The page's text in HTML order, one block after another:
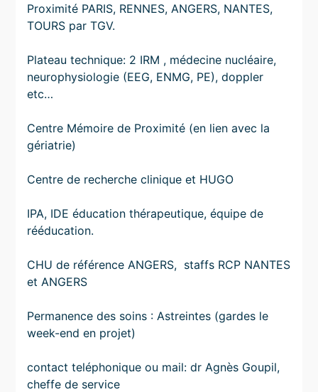
Proximité PARIS, RENNES, ANGERS, NANTES,
TOURS par TGV.
Plateau technique: 2 IRM , médecine nucléaire,
neurophysiologie (EEG, ENMG, PE), doppler
etc…
Centre Mémoire de Proximité (en lien avec la
gériatrie)
Centre de recherche clinique et HUGO
IPA, IDE éducation thérapeutique, équipe de
rééducation.
CHU de référence ANGERS, staffs RCP NANTES
et ANGERS
Permanence des soins : Astreintes (gardes le
week-end en projet)
contact teléphonique ou mail: dr Agnès Goupil,
cheffe de service